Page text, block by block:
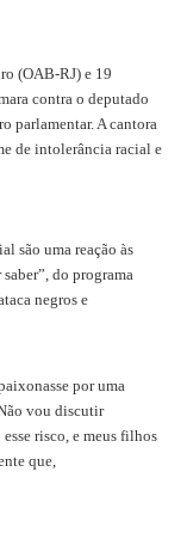
(OAB-RJ) e 19
contra o deputado
parlamentar. A cantora
de intolerância racial e
são uma reação às
do programa
negros e
por uma
vou discutir
risco, e meus filhos
que,